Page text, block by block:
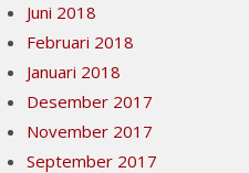
Juni 2018
Februari 2018
Januari 2018
Desember 2017
November 2017
September 2017